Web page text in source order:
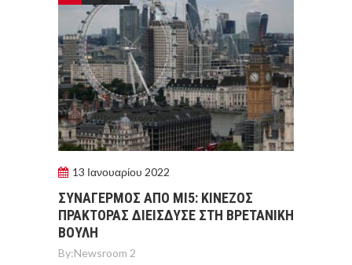
13 Ιανουαρίου 2022
ΣΥΝΑΓΕΡΜΟΣ ΑΠΟ MI5: ΚΙΝΕΖΟΣ
ΠΡΑΚΤΟΡΑΣ ΔΙΕΙΣΔΥΣΕ ΣΤΗ ΒΡΕΤΑΝΙΚΗ
ΒΟΥΛΗ
By:Newsroom 2